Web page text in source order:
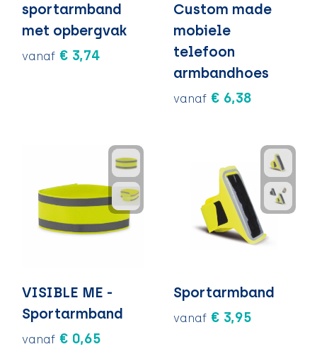
sportarmband
met opbergvak
vanaf € 3,74
Custom made
mobiele
telefoon
armbandhoes
vanaf € 6,38
VISIBLE ME -
Sportarmband
vanaf € 0,65
Sportarmband
vanaf € 3,95